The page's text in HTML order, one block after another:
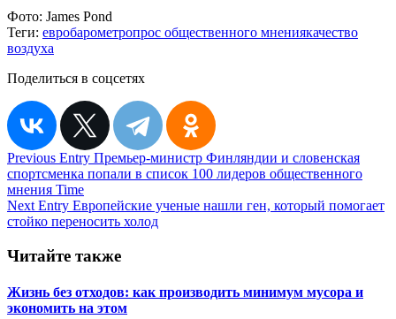
Фото: James Pond
Теги: евробарометропрос общественного мнениякачество
воздуха
Поделиться в соцсетях
Навигация
по
записям
Previous Entry Премьер-министр Финляндии и словенская
спортсменка попали в список 100 лидеров общественного
мнения Time
Next Entry Европейские ученые нашли ген, который помогает
стойко переносить холод
Читайте также
Жизнь без отходов: как производить минимум мусора и
экономить на этом